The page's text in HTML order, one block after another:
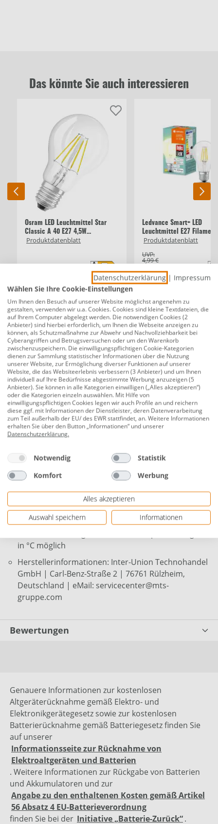
Das könnte Sie auch interessieren
Osram LED Leuchtmittel Star
Classic A 40 E27 4,5W
kaltweiß, klar
Produktdatenblatt
Ledvance Smart+ LED
Leuchtmittel E27
W
Produktdatenblatt
UVP:
4,99 €
1,79 €
Beschreibung
Lampen-Fassung Außengewindemantel E
27, weiß
Produktnummer:0775300057
Nennspannung: 250 V
Nennstrom: 4 A
Fassung: E 27
Fassung aus Isolierstoff
mit Schraubring
mm
für Glühlampen bis max. 60 W
max. Temperatur der Fassung: 190° C
da in unterschiedlichen Leuchten beim Betrieb auch
unterschiedliche Temperaturen entstehen können,
in °C möglich
Herstellerinformationen: Inter-Union Technohandel
GmbH | Carl-Benz-Straße 2 | 76761 Rülzheim,
Deutschland | eMail: servicecenter@mts-
gruppe.com
Bewertungen
Genauere Informationen zur kostenlosen
Altgeräterücknahme gemäß Elektro- und
Elektronikgerätegesetz sowie zur kostenlosen
Batterierücknahme gemäß Batteriegesetz finden Sie
auf unserer
Informationsseite zur Rücknahme von
Elektroaltgeräten und Batterien
. Weitere Informationen zur Rückgabe von Batterien
und Akkumulatoren und zur
Angabe zu den enthaltenen Kosten gemäß Artikel
56 Absatz 4 EU-Batterieverordnung
finden Sie bei der Initiative „Batterie-Zurück“.
Datenschutzerklärung | Impressum
Wählen Sie Ihre Cookie-Einstellungen
Um Ihnen den Besuch auf unserer Website möglichst angenehm zu
gestalten, verwenden wir u.a. Cookies. Cookies sind kleine Textdateien, die
auf Ihrem Computer abgelegt werden. Die notwendigen Cookies (2
Anbieter) sind hierbei erforderlich, um Ihnen die Webseite anzeigen zu
können, als Schutzmaßnahme zur Abwehr und Nachvollziehbarkeit bei
Cyberangriffen und Betrugsversuchen oder um den Warenkorb
zwischenzuspeichern. Die einwilligungspflichtigen Cookie-Kategorien
dienen zur Sammlung statistischer Informationen über die Nutzung
unserer Website, zur Ermöglichung diverser Funktionen auf unserer
Website, die das Websiteerlebnis verbessern (3 Anbieter) und um Ihnen
individuell auf Ihre Bedürfnisse abgestimmte Werbung anzuzeigen (5
Anbieter). Sie können in alle Kategorien einwilligen („Alles akzeptieren“)
oder die Kategorien einzeln auswählen. Mit Hilfe von
einwilligungspflichtigen Cookies legen wir auch Profile an und reichern
diese ggf. mit Informationen der Dienstleister, deren Datenverarbeitung
zum Teil außerhalb der EU/ des EWR stattfindet, an. Weitere Informationen
erhalten Sie über den Button „Informationen“ und unserer
Datenschutzerklärung.
Notwendig
Statistik
Komfort
Werbung
Alles akzeptieren
Auswahl speichern
Informationen